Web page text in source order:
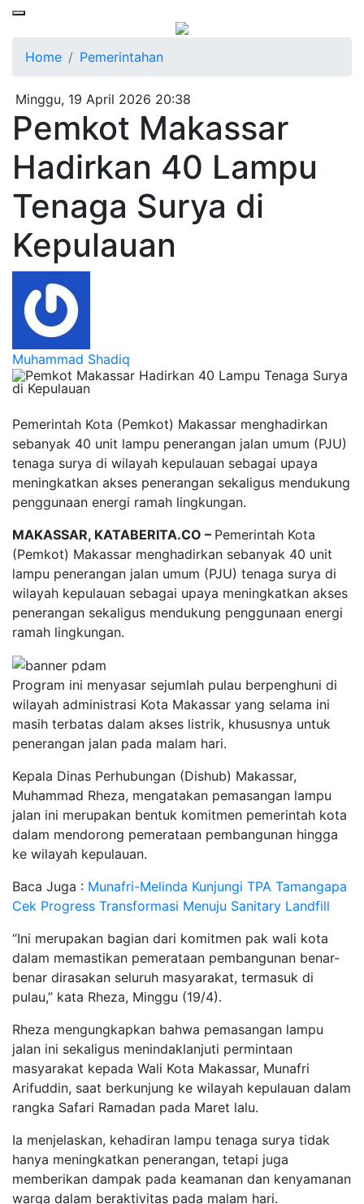
Home Pemerintahan
Minggu, 19 April 2026 20:38
Pemkot Makassar
Hadirkan 40 Lampu
Tenaga Surya di
Kepulauan
Muhammad Shadiq
Pemerintah Kota (Pemkot) Makassar menghadirkan
sebanyak 40 unit lampu penerangan jalan umum (PJU)
tenaga surya di wilayah kepulauan sebagai upaya
meningkatkan akses penerangan sekaligus mendukung
penggunaan energi ramah lingkungan.
MAKASSAR, KATABERITA.CO – Pemerintah Kota
(Pemkot) Makassar menghadirkan sebanyak 40 unit
lampu penerangan jalan umum (PJU) tenaga surya di
wilayah kepulauan sebagai upaya meningkatkan akses
penerangan sekaligus mendukung penggunaan energi
ramah lingkungan.
Program ini menyasar sejumlah pulau berpenghuni di
wilayah administrasi Kota Makassar yang selama ini
masih terbatas dalam akses listrik, khususnya untuk
penerangan jalan pada malam hari.
Kepala Dinas Perhubungan (Dishub) Makassar,
Muhammad Rheza, mengatakan pemasangan lampu
jalan ini merupakan bentuk komitmen pemerintah kota
dalam mendorong pemerataan pembangunan hingga
ke wilayah kepulauan.
Baca Juga : Munafri-Melinda Kunjungi TPA Tamangapa
Cek Progress Transformasi Menuju Sanitary Landfill
“Ini merupakan bagian dari komitmen pak wali kota
dalam memastikan pemerataan pembangunan benar-
benar dirasakan seluruh masyarakat, termasuk di
pulau,” kata Rheza, Minggu (19/4).
Rheza mengungkapkan bahwa pemasangan lampu
jalan ini sekaligus menindaklanjuti permintaan
masyarakat kepada Wali Kota Makassar, Munafri
Arifuddin, saat berkunjung ke wilayah kepulauan dalam
rangka Safari Ramadan pada Maret lalu.
Ia menjelaskan, kehadiran lampu tenaga surya tidak
hanya meningkatkan penerangan, tetapi juga
memberikan dampak pada keamanan dan kenyamanan
warga dalam beraktivitas pada malam hari.